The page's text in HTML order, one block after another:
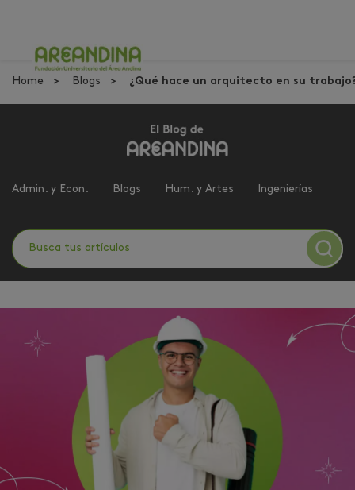
Home Blogs ¿Qué hace un arquitecto en su
Admin. y Econ. Blogs Hum. y Artes Ingenierías